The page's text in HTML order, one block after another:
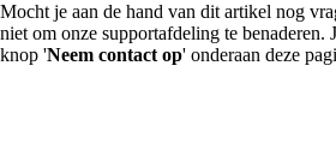
Mocht je aan de hand van dit artikel nog
niet om onze supportafdeling te benaderen.
knop 'Neem contact op' onderaan deze